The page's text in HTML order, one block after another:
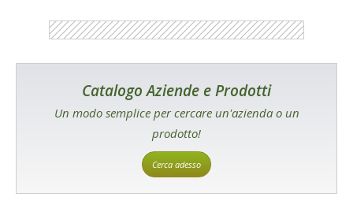
Catalogo Aziende e Prodotti
Un modo semplice per cercare un'azienda o un
prodotto!
Cerca adesso